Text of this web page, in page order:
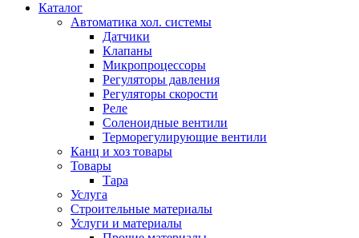
Каталог
Автоматика хол. системы
Датчики
Клапаны
Микропроцессоры
Регуляторы давления
Регуляторы скорости
Реле
Соленоидные вентили
Терморегулирующие вентили
Канц и хоз товары
Товары
Тара
Услуга
Строительные материалы
Услуги и материалы